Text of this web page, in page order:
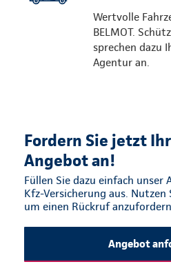
Wertvolle
BELMOT.
sprechen dazu
Agentur an.
Fordern Sie jetzt
Angebot an!
Füllen Sie dazu einfach
Kfz-Versicherung aus. Nutzen
um einen Rückruf
Angebot